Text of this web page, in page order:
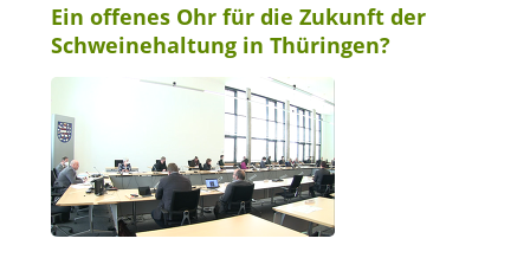
Ein offenes Ohr für die Zukunft der
Schweinehaltung in Thüringen?